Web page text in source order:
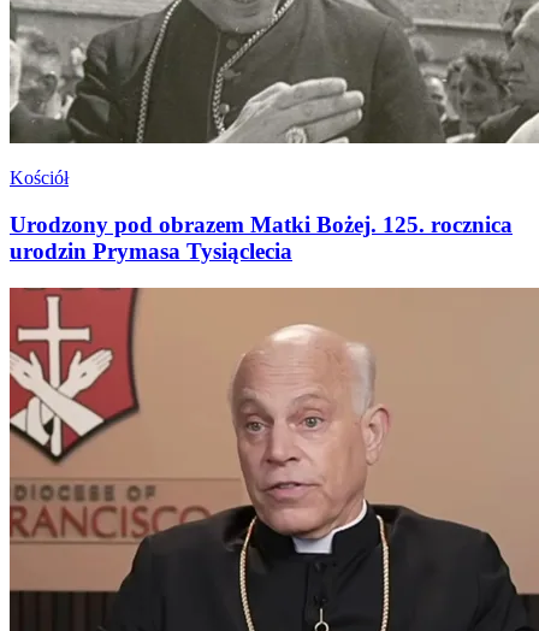
Kościół
Urodzony pod obrazem Matki Bożej. 125. rocznica
urodzin Prymasa Tysiąclecia